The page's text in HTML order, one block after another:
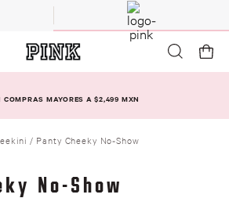
COMPRAS MAYORES A $2,499 MXN
Panty Cheeky No-Show
No-Show